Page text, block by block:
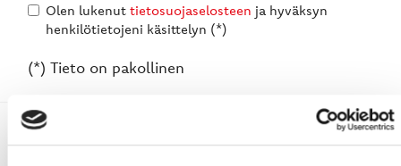
Olen lukenut tietosuojaselosteen ja hyväksyn
henkilötietojeni käsittelyn (*)
(*) Tieto on pakollinen